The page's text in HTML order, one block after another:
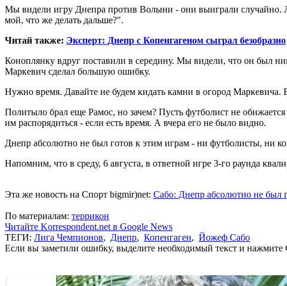
Мы видели игру Днепра против Волыни - они выиграли случайно.
мой, что же делать дальше?".
Читай также: Эксперт: Днепр c Копенгагеном сыграл безобразно
Коноплянку вдруг поставили в середину. Мы видели, что он был
Маркевич сделал большую ошибку.
Нужно время. Давайте не будем кидать камни в огород
Политыло брал еще Рамос, но зачем? Пусть футболист не
им распорядиться - если есть время. А вчера его не было видно.
Днепр абсолютно не был готов к этим играм - ни футболисты, ни
Напомним, что в среду, 6 августа, в ответной игре 3-го раунда
Эта же новость на Спорт bigmir)net: Сабо: Днепр абсолютно не был
По материалам: террикон
Читайте Korrespondent.net в Google News
ТЕГИ: Лига Чемпионов, Днепр, Копенгаген, Йожеф Сабо
Если вы заметили ошибку, выделите необходимый текст и